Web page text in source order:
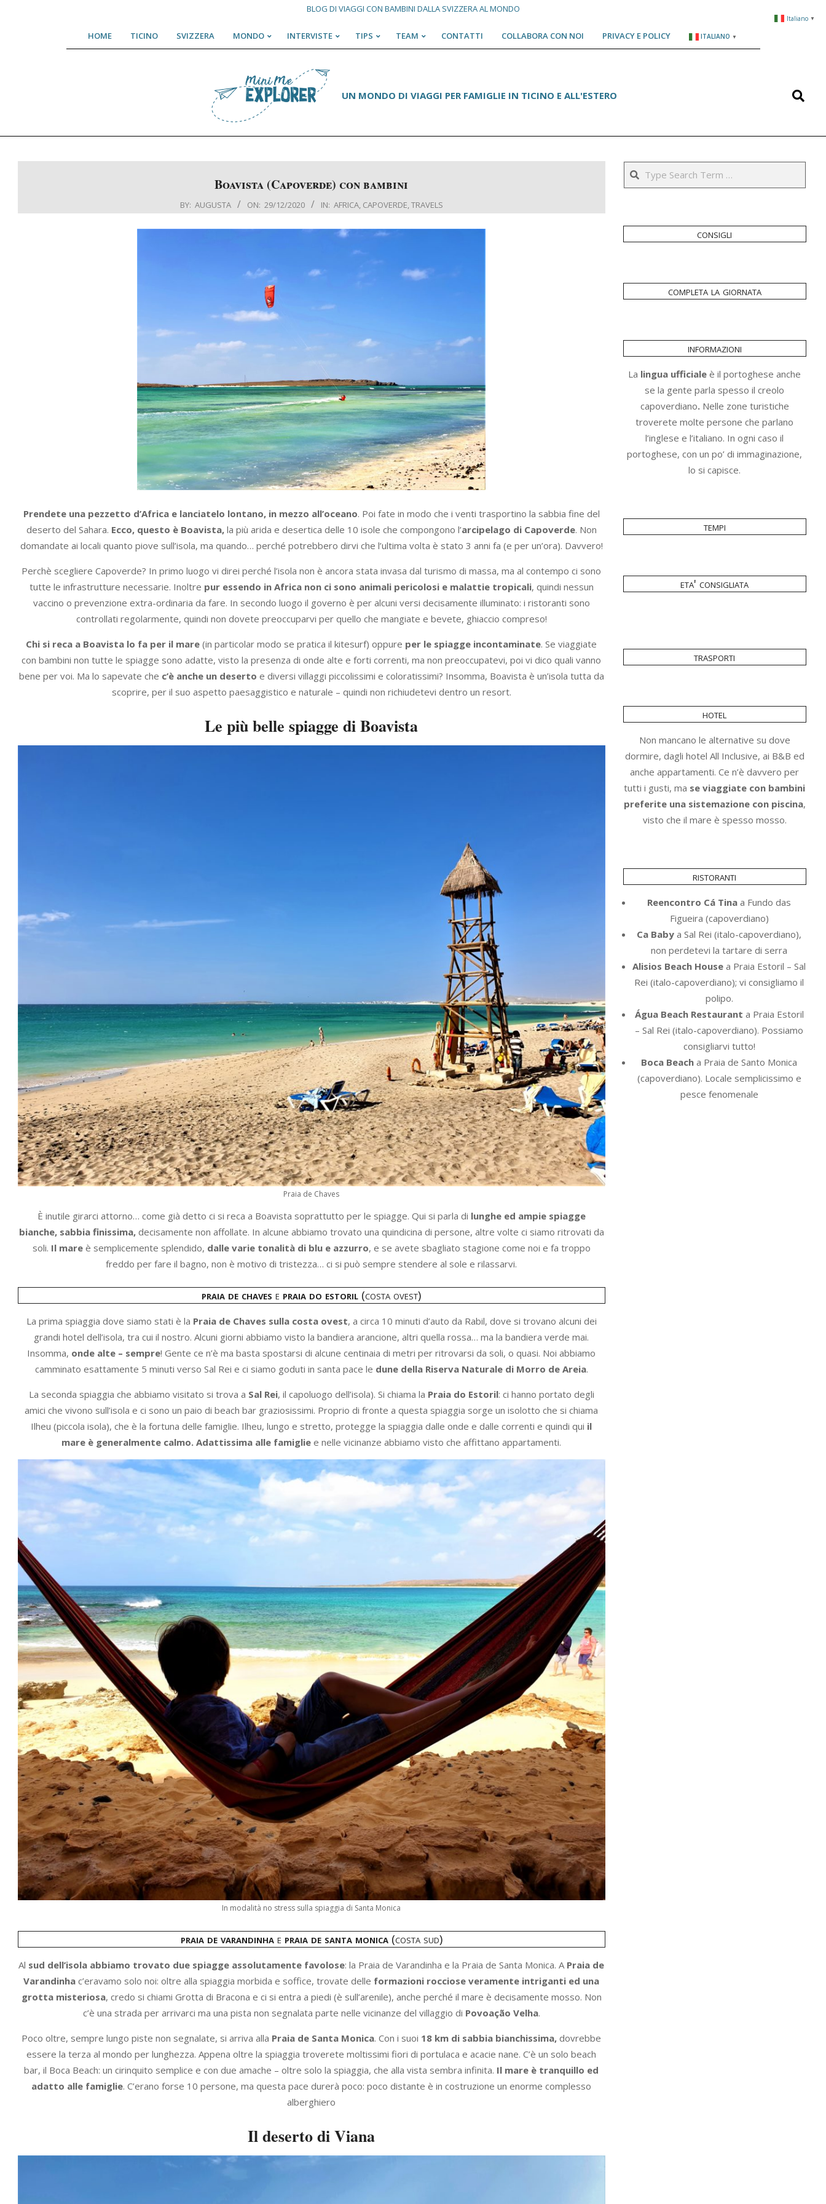
BLOG DI VIAGGI CON BAMBINI DALLA SVIZZERA AL MONDO
Primary
HOME TICINO SVIZZERA MONDO INTERVISTE TIPS TEAM CONTATTI COLLABORA CON NOI PRIVACY E POLICY ITALIANO ▼
UN MONDO DI VIAGGI PER FAMIGLIE IN TICINO E ALL'ESTERO Search
Boavista (Capoverde) con bambini
BY: AUGUSTA ON: 29/12/2020 IN: AFRICA, CAPOVERDE,TRAVELS
Prendete una pezzetto d’Africa e lanciatelo lontano, in mezzo all’oceano. Poi fate in modo che i venti trasportino la sabbia fine del
deserto del Sahara. Ecco, questo è Boavista, la più arida e desertica delle 10 isole che compongono l’arcipelago di Capoverde. Non
domandate ai locali quanto piove sull’isola, ma quando… perché potrebbero dirvi che l’ultima volta è stato 3 anni fa (e per un’ora). Davvero!
Perchè scegliere Capoverde? In primo luogo vi direi perché l’isola non è ancora stata invasa dal turismo di massa, ma al contempo ci sono
tutte le infrastrutture necessarie. Inoltre pur essendo in Africa non ci sono animali pericolosi e malattie tropicali, quindi nessun
vaccino o prevenzione extra-ordinaria da fare. In secondo luogo il governo è per alcuni versi decisamente illuminato: i ristoranti sono
controllati regolarmente, quindi non dovete preoccuparvi per quello che mangiate e bevete, ghiaccio compreso!
Chi si reca a Boavista lo fa per il mare (in particolar modo se pratica il kitesurf) oppure per le spiagge incontaminate. Se viaggiate
con bambini non tutte le spiagge sono adatte, visto la presenza di onde alte e forti correnti, ma non preoccupatevi, poi vi dico quali vanno
bene per voi. Ma lo sapevate che c’è anche un deserto e diversi villaggi piccolissimi e coloratissimi? Insomma, Boavista è un’isola tutta da
scoprire, per il suo aspetto paesaggistico e naturale – quindi non richiudetevi dentro un resort.
Le più belle spiagge di Boavista
Praia de Chaves
È inutile girarci attorno… come già detto ci si reca a Boavista soprattutto per le spiagge. Qui si parla di lunghe ed ampie spiagge
bianche, sabbia finissima,decisamente non affollate. In alcune abbiamo trovato una quindicina di persone, altre volte ci siamo ritrovati da
soli. Il mareè semplicemente splendido, dalle varie tonalità di blu e azzurro, e se avete sbagliato stagione come noi e fa troppo
freddo per fare il bagno, non è motivo di tristezza… ci si può sempre stendere al sole e rilassarvi.
praia de chaves e praia do estoril (costa ovest)
La prima spiaggia dove siamo stati è la Praia de Chaves sulla costa ovest, a circa 10 minuti d’auto da Rabil, dove si trovano alcuni dei
grandi hotel dell’isola, tra cui il nostro. Alcuni giorni abbiamo visto la bandiera arancione, altri quella rossa… ma la bandiera verde mai.
Insomma, onde alte – sempre! Gente ce n’è ma basta spostarsi di alcune centinaia di metri per ritrovarsi da soli, o quasi. Noi abbiamo
camminato esattamente 5 minuti verso Sal Rei e ci siamo goduti in santa pace le dune della Riserva Naturale di Morro de Areia.
La seconda spiaggia che abbiamo visitato si trova a Sal Rei, il capoluogo dell’isola). Si chiama la Praia do Estoril: ci hanno portato degli
amici che vivono sull’isola e ci sono un paio di beach bar graziosissimi. Proprio di fronte a questa spiaggia sorge un isolotto che si chiama
Ilheu (piccola isola), che è la fortuna delle famiglie. Ilheu, lungo e stretto, protegge la spiaggia dalle onde e dalle correnti e quindi qui il
mare è generalmente calmo. Adattissima alle famigliee nelle vicinanze abbiamo visto che affittano appartamenti.
In modalità no stress sulla spiaggia di Santa Monica
praia de varandinhae praia de santa monica(costa sud)
Al sud dell’isola abbiamo trovato due spiagge assolutamente favolose: la Praia de Varandinha e la Praia de Santa Monica. A Praia de
Varandinhac’eravamo solo noi: oltre alla spiaggia morbida e soffice, trovate delle formazioni rocciose veramente intriganti ed una
grotta misteriosa, credo si chiami Grotta di Bracona e ci si entra a piedi (è sull’arenile), anche perché il mare è decisamente mosso. Non
c’è una strada per arrivarci ma una pista non segnalata parte nelle vicinanze del villaggio di Povoação Velha.
Poco oltre, sempre lungo piste non segnalate, si arriva alla Praia de Santa Monica. Con i suoi 18 km di sabbia bianchissima, dovrebbe
essere la terza al mondo per lunghezza. Appena oltre la spiaggia troverete moltissimi fiori di portulaca e acacie nane. C’è un solo beach
bar, il Boca Beach: un cirinquito semplice e con due amache – oltre solo la spiaggia, che alla vista sembra infinita. Il mare è tranquillo ed
adatto alle famiglie. C’erano forse 10 persone, ma questa pace durerà poco: poco distante è in costruzione un enorme complesso
alberghiero
Il deserto di Viana
consigli
completa la giornata
informazioni
La lingua ufficiale è il portoghese anche
se la gente parla spesso il creolo
capoverdiano. Nelle zone turistiche
troverete molte persone che parlano
l’inglese e l’italiano. In ogni caso il
portoghese, con un po’ di immaginazione,
lo si capisce.
tempi
eta' consigliata
trasporti
hotel
Non mancano le alternative su dove
dormire, dagli hotel All Inclusive, ai B&B ed
anche appartamenti. Ce n’è davvero per
tutti i gusti, ma se viaggiate con bambini
preferite una sistemazione con piscina,
visto che il mare è spesso mosso.
ristoranti
Reencontro Cá Tinaa Fundo das
Figueira (capoverdiano)
Ca Baby a Sal Rei (italo-capoverdiano),
non perdetevi la tartare di serra
Alisios Beach House a Praia Estoril – Sal
Rei (italo-capoverdiano); vi consigliamo il
polipo.
Água Beach Restaurant a Praia Estoril
– Sal Rei (italo-capoverdiano). Possiamo
consigliarvi tutto!
Boca Beach a Praia de Santo Monica
(capoverdiano). Locale semplicissimo e
pesce fenomenale
Italiano ▼